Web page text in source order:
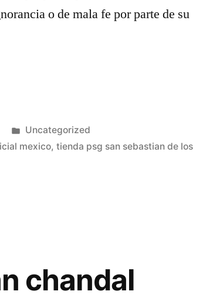
o de mala fe por parte de su
Publicado
en
Uncategorized
mexico,tienda psg san sebastian de los
chandal